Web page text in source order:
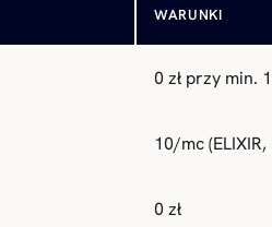
WARUNKI
0 zł przy min.
10/mc
0 zł